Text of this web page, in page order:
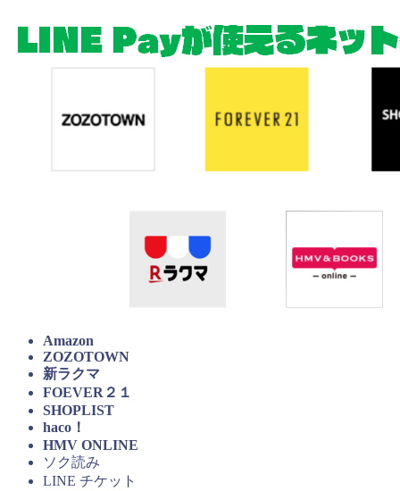
Amazon
ZOZOTOWN
新ラクマ
FOEVER２１
SHOPLIST
haco！
HMV ONLINE
ソク読み
LINE チケット